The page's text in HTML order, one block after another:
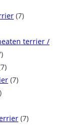
(7)
terrier /
(7)
(7)